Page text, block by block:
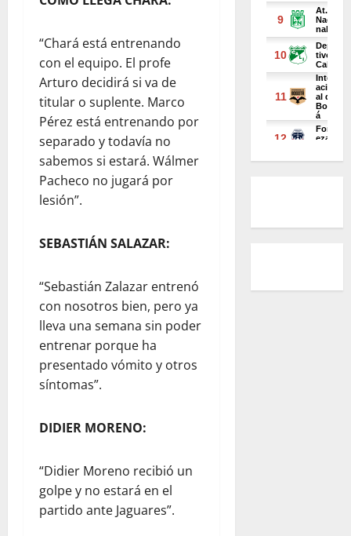
“Chará está entrenando
con el equipo. El profe
Arturo decidirá si va de
titular o suplente. Marco
Pérez está entrenando por
separado y todavía no
sabemos si estará. Wálmer
Pacheco no jugará por
lesión”.
SEBASTIÁN SALAZAR:
“Sebastián Zalazar entrenó
con nosotros bien, pero ya
lleva una semana sin poder
entrenar porque ha
presentado vómito y otros
síntomas”.
DIDIER MORENO:
“Didier Moreno recibió un
golpe y no estará en el
partido ante Jaguares”.